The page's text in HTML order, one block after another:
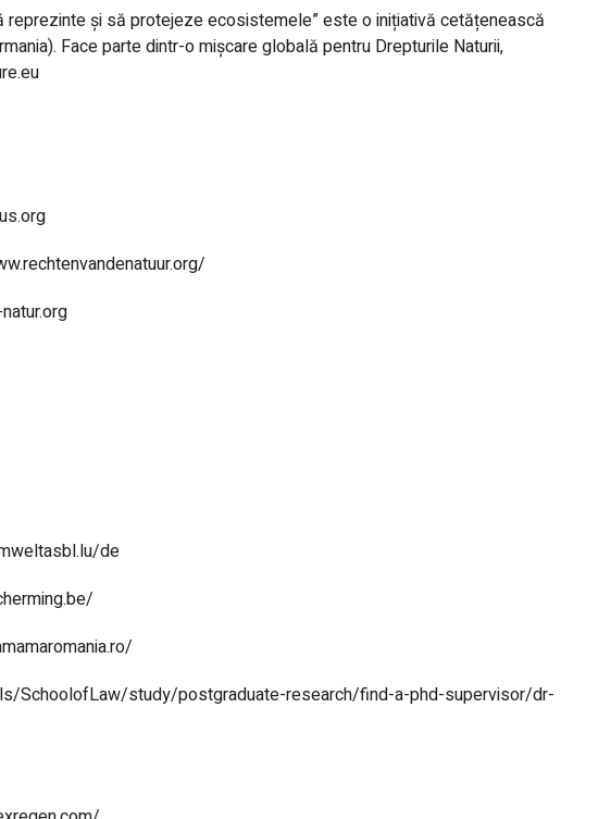
reprezinte și să protejeze ecosistemele” este o inițiativă cetățenească
Face parte dintr-o mișcare globală pentru Drepturile Naturii,
de
SchoolofLaw/study/postgraduate-research/find-a-phd-supervisor/dr-